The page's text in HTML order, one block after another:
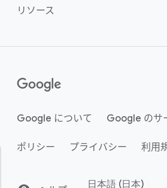
コンタクト センター
Chrome Enterprise Upgrade
サステナビリティ
概要
デバイス
購入方法
リソース
ガイド
()
Google について Google のサ
ポリシー プライバシー 利用